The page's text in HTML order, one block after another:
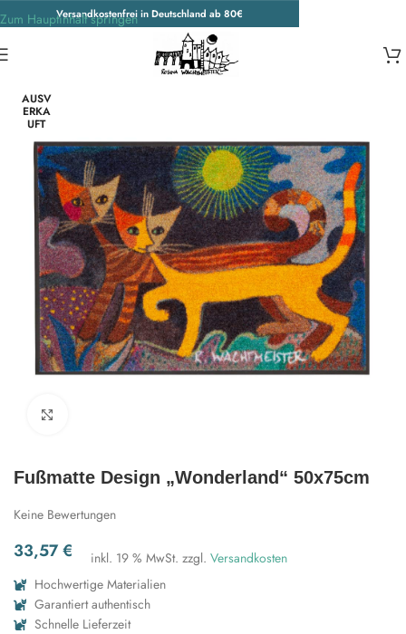
Versandkostenfrei in Deutschland ab 80€
Zum Hauptinhalt springen
AUSV
ERKA
UFT
Fußmatte Design „Wonderland“ 50x75cm
Keine Bewertungen
33,57€ inkl. 19 % MwSt. zzgl. Versandkosten
Hochwertige Materialien
Garantiert authentisch
Schnelle Lieferzeit